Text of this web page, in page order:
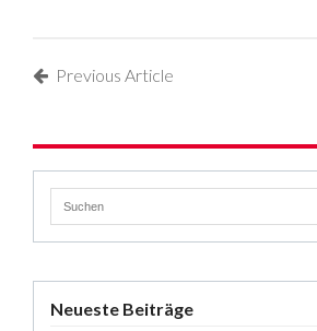
Previous Article
Neueste Beiträge